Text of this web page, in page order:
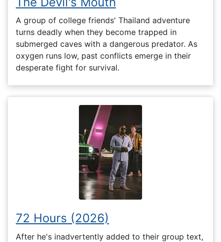
A group of college friends' Thailand adventure
turns deadly when they become trapped in
submerged caves with a dangerous predator. As
oxygen runs low, past conflicts emerge in their
desperate fight for survival.
72 Hours (2026)
After he's inadvertently added to their group text,